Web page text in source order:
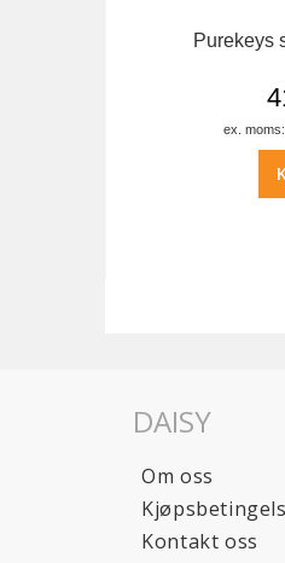
Purekeys
DAISY
Om oss
Kontakt oss